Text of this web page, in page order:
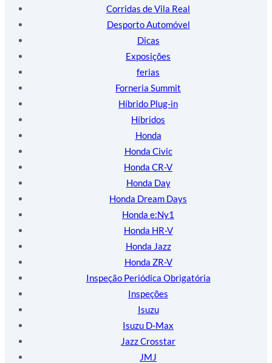
Corridas de Vila Real
Desporto Automóvel
Dicas
Exposições
ferias
Forneria Summit
Híbrido Plug-in
Híbridos
Honda
Honda Civic
Honda CR-V
Honda Day
Honda Dream Days
Honda e:Ny1
Honda HR-V
Honda Jazz
Honda ZR-V
Inspeção Periódica Obrigatória
Inspeções
Isuzu
Isuzu D-Max
Jazz Crosstar
JMJ